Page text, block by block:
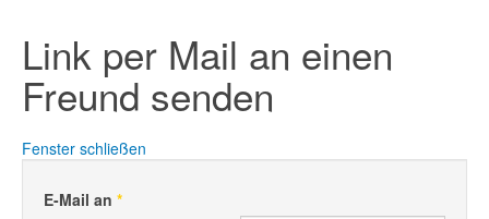
Link per Mail an einen
Freund senden
Fenster schließen
E-Mail an *